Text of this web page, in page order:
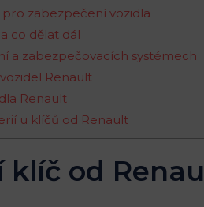
zabezpečení ‌vozidla
⁤co dělat ‌dál
a zabezpečovacích‌ systémech
Renault
Renault
u klíčů od Renault
‌klíč ⁣od